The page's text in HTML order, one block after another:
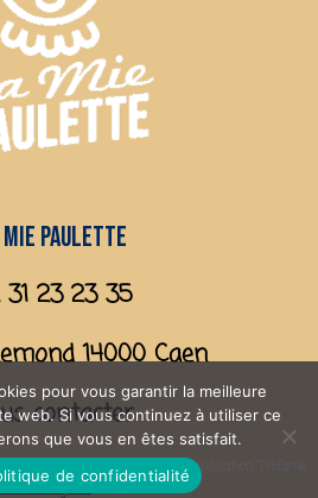
mie paulette
23 23 35
14000 Caen
contacter
- Tous droits réservés - Réalisation Tiffanie
légales- Plan du site
pour vous garantir la meilleure
web. Si vous continuez à utiliser ce
que vous en êtes satisfait.
de confidentialité